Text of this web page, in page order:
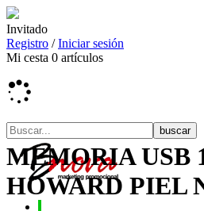
Invitado
Registro /Iniciar sesión
Mi cesta 0 artículos
MEMORIA USB
HOWARD PIEL